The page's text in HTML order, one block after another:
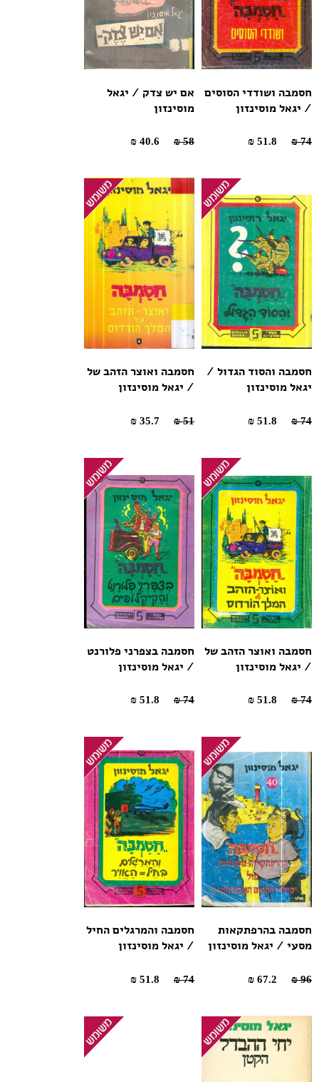
חסמבה ושודדי הסוסים
/ יגאל מוסינזון
74 ₪
אם יש צדק / יגאל
מוסינזון
58 ₪
חסמבה והסוד הגדול /
יגאל מוסינזון
74 ₪
חסמבה ואוצר הזהב של
/ יגאל מוסינזון
51 ₪
חסמבה ואוצר הזהב של
/ יגאל מוסינזון
74 ₪
חסמבה בצפרני פלורנט
/ יגאל מוסינזון
74 ₪
חסמבה בהרפתקאות
מסעי / יגאל מוסינזון
96 ₪
חסמבה והמרגלים החיל
/ יגאל מוסינזון
74 ₪